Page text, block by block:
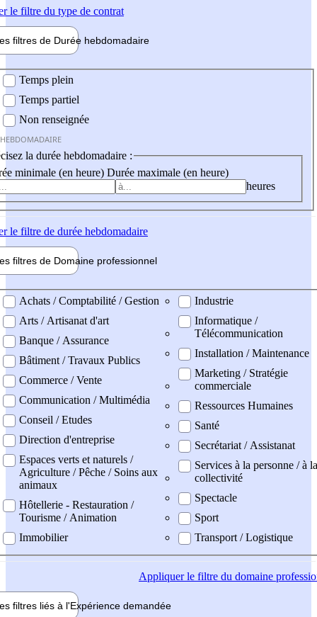
le filtre du type de contrat
filtres de Durée hebdomadaire
Temps plein
Temps partiel
Non renseignée
la durée hebdomadaire :
minimale (en heure) Durée maximale (en heure)
heures
le filtre de durée hebdomadaire
filtres de Domaine professionnel
professionel
Achats / Comptabilité / Gestion
Arts / Artisanat d'art
Banque / Assurance
Bâtiment / Travaux Publics
Commerce / Vente
Communication / Multimédia
Conseil / Etudes
Direction d'entreprise
Espaces verts et naturels /
Agriculture / Pêche / Soins aux
animaux
Hôtellerie - Restauration /
Tourisme / Animation
Immobilier
Industrie
Informatique /
Télécommunication
Installation / Maintenance
Marketing / Stratégie
commerciale
Ressources Humaines
Santé
Secrétariat / Assistanat
Services à la personne / à la
collectivité
Spectacle
Sport
Transport / Logistique
Appliquerle filtre du domaine
filtres liés à l'Expérience demandée